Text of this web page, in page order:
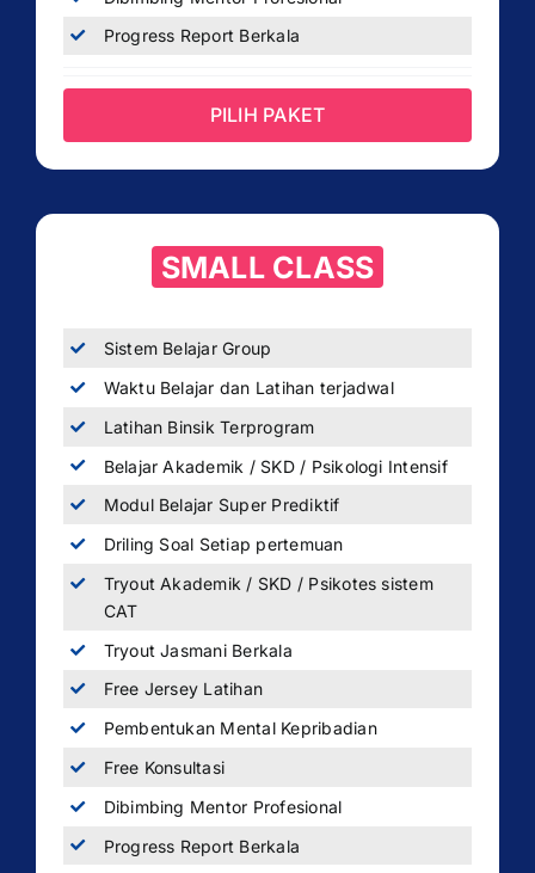
Progress Report Berkala
PILIH PAKET
SMALL CLASS
Sistem Belajar Group
Waktu Belajar dan Latihan terjadwal
Latihan Binsik Terprogram
Belajar Akademik / SKD / Psikologi Intensif
Modul Belajar Super Prediktif
Driling Soal Setiap pertemuan
Tryout Akademik / SKD / Psikotes sistem
CAT
Tryout Jasmani Berkala
Free Jersey Latihan
Pembentukan Mental Kepribadian
Free Konsultasi
Dibimbing Mentor Profesional
Progress Report Berkala